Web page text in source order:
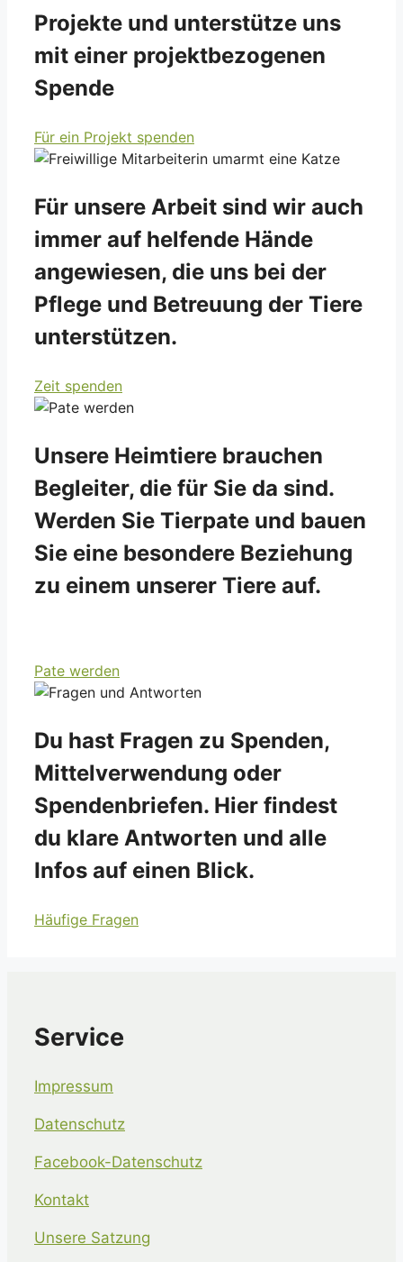
Projekte und unterstütze uns
mit einer projektbezogenen
Spende
Für ein Projekt spenden
Für unsere Arbeit sind wir auch
immer auf helfende Hände
angewiesen, die uns bei der
Pflege und Betreuung der Tiere
unterstützen.
Zeit spenden
Unsere Heimtiere brauchen
Begleiter, die für Sie da sind.
Werden Sie Tierpate und bauen
Sie eine besondere Beziehung
zu einem unserer Tiere auf.
Pate werden
Du hast Fragen zu Spenden,
Mittelverwendung oder
Spendenbriefen. Hier findest
du klare Antworten und alle
Infos auf einen Blick.
Häufige Fragen
Service
Impressum
Datenschutz
Facebook-Datenschutz
Kontakt
Unsere Satzung